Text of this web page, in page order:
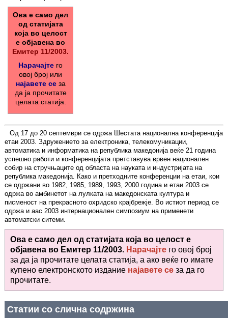
Ова е само дел
од статијата
која во целост
е објавена во
Емитер 11/2003.
Нарачајте го
овој број или
најавете сеза
да ја прочитате
целата статија.
Од 17 до 20 септември се одржа Шестата национална конференција
етаи 2003. Здружението за електроника, телекомуникации,
автоматика и информатика на република македонија веќе 21 година
успешно работи и конференцијата претставува врвен национален
собир на стручњаците од областа на науката и индустријата на
република македонија. Како и претходните конференции на етаи, кои
се одржани во 1982, 1985, 1989, 1993, 2000 година и етаи 2003 се
одржа во амбинетот на лулката на македонската култура и
писменост на прекрасното охридско крајбрежје. Во истиот период се
одржа и аас 2003 интернационален симпозиум на применети
автоматски ситеми.
Ова е само дел од статијата која во целост е
објавена во Емитер 11/2003. Нарачајте го овој број
за да ја прочитате целата статија, а ако веќе го имате
купено електронското издание најавете се за да го
прочитате.
Статии со слична содржина